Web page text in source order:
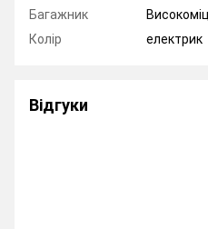
Багажник
Колір
електрик
Відгуки